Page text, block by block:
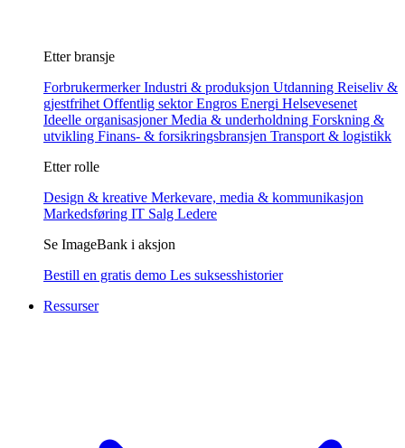
Etter bransje
ForbrukermerkerIndustri & produksjon Utdanning Reiseliv &
gjestfrihet Offentlig sektorEngros Energi Helsevesenet
Ideelle organisasjonerMedia & underholdning Forskning &
utvikling Finans- & forsikringsbransjen Transport & logistikk
Etter rolle
Design & kreative Merkevare, media & kommunikasjon
Markedsføring IT Salg Ledere
Se ImageBank i aksjon
Bestill en gratis demo Les suksesshistorier
Ressurser